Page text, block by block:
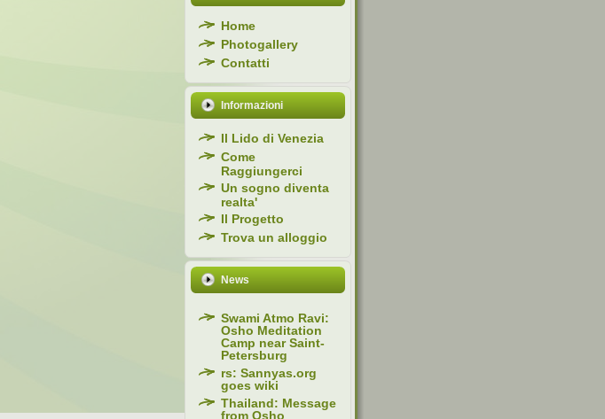
Home
Photogallery
Contatti
Informazioni
Il Lido di Venezia
Come
Raggiungerci
Un sogno diventa
realta'
Il Progetto
Trova un alloggio
News
Swami Atmo Ravi:
Osho Meditation
Camp near Saint-
Petersburg
rs: Sannyas.org
goes wiki
Thailand: Message
from Osho